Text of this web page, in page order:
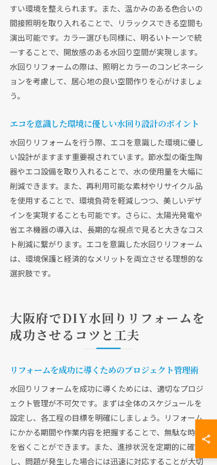
すい環境を整えられます。また、温かみのある色合いの
間接照明を取り入れることで、リラックスできる空間も
演出可能です。カラー選びも同様に、明るいトーンで統
一することで、開放感のある水回り空間が実現します。
水回りリフォームの際は、照明とカラーのコンビネーシ
ョンを考慮して、居心地の良い空間作りを心がけましょ
う。
エコを意識した環境に優しい水回り設計のポイント
水回りリフォームを行う際、エコを意識した環境に優し
い設計がますます重要視されています。節水型の衛生陶
器やエコ設備を取り入れることで、水の使用量を大幅に
削減できます。また、再利用可能な素材やリサイクル品
を使用することで、環境負荷を軽減しつつ、美しいデザ
インを実現することも可能です。さらに、太陽光発電や
省エネ機器の導入は、長期的な視点で見ると大きなコス
ト削減に繋がります。エコを意識した水回りリフォーム
は、環境保護と経済的なメリットを両立させる理想的な
選択肢です。
大阪府でDIY水回りリフォームを
成功させるコツと工夫
リフォームを成功に導くためのプロジェクト管理術
水回りリフォームを成功に導くためには、適切なプロジ
ェクト管理が不可欠です。まずは全体のスケジュールを
設定し、各工程の目標を明確にしましょう。リフォーム
にかかる期間や作業内容を把握することで、無駄な時間
を省くことができます。また、進捗状況を定期的に確認
し、問題が発生した場合には迅速に対応することが大切